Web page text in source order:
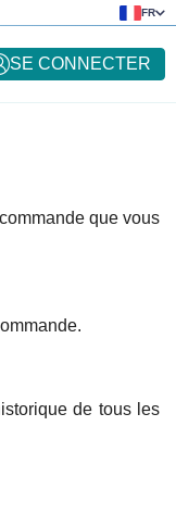
FR
SE CONNECTER
que vous
de tous les